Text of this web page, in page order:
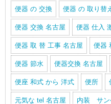
便器 の 交換 便器 の 取り替え
便器 交換 名古屋 便器 仕入
便器 取 替 工事 名古屋 便器
便器 節水 便器交換 名古屋
便座 和式 から 洋式 便所
元気な tel 名古屋 内装 サン